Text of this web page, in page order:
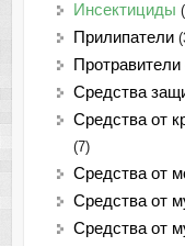
Инсектициды
Прилипатели
Протравители
Средства
Средства от
(7)
Средства от
Средства от
Средства от